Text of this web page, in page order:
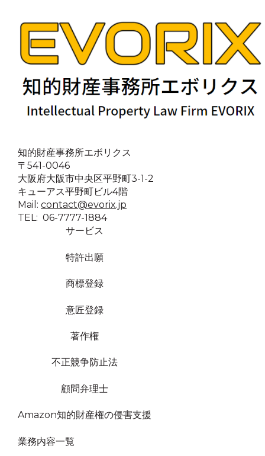
知的財産事務所エボリクス
〒541-0046
大阪府大阪市中央区平野町3-1-2
キューアス平野町ビル4階
Mail: contact@evorix.jp
TEL: 06-7777-1884
サービス
特許出願
商標登録
意匠登録
著作権
不正競争防止法
顧問弁理士
Amazon知的財産権の侵害支援
業務内容一覧